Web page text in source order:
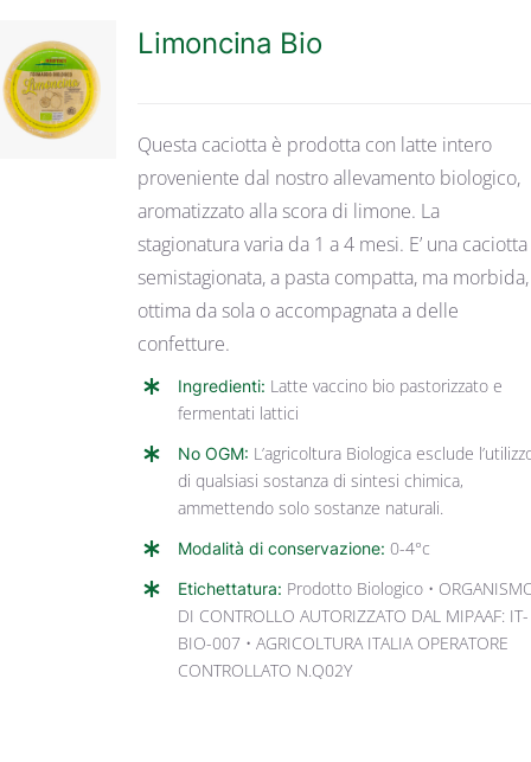
DETTAGLI
Limoncina Bio
Questa caciotta è prodotta con latte intero
proveniente dal nostro allevamento biologico,
aromatizzato alla scora di limone. La
stagionatura varia da 1 a 4 mesi. E’ una caciotta
semistagionata, a pasta compatta, ma morbida,
ottima da sola o accompagnata a delle
confetture.
Ingredienti: Latte vaccino bio pastorizzato e
fermentati lattici
No OGM: L’agricoltura Biologica esclude
di qualsiasi sostanza di sintesi chimica,
ammettendo solo sostanze naturali.
Modalità di conservazione: 0-4°c
Etichettatura: Prodotto Biologico •
DI CONTROLLO AUTORIZZATO DAL MIPAAF: IT-
BIO-007 • AGRICOLTURA ITALIA OPERATORE
CONTROLLATO N.Q02Y